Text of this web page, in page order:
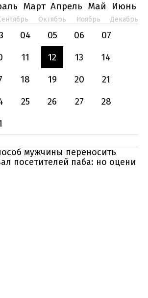
Март Апрель Май Июнь
Октябрь Ноябрь Декабрь
04 05 06
07
11 12 13
14
18 19 20
21
25 26 27
28
мужчины переносить
посетителей паба: но оцени